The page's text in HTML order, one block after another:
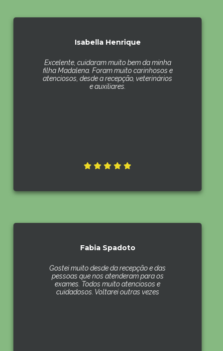
Isabella Henrique
Excelente, cuidaram muito bem da minha
filha Madalena. Foram muito carinhosos e
atenciosos, desde a recepção, veterinários
e auxiliares.
Fabia Spadoto
Gostei muito desde da recepção e das
pessoas que nos atenderam para os
exames. Todos muito atenciosos e
cuidadosos. Voltarei outras vezes